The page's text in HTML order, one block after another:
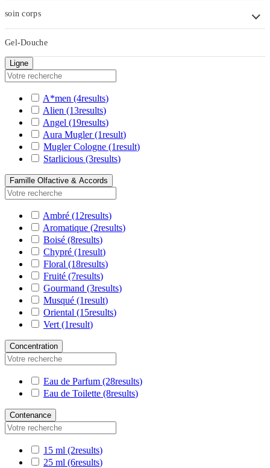
soin corps
Gel-Douche
Ligne
A*men (4results)
Alien (13results)
Angel (19results)
Aura Mugler(1result)
Mugler Cologne (1result)
Starlicious (3results)
Famille Olfactive & Accords
Ambré (12results)
Aromatique (2results)
Boisé (8results)
Chypré (1result)
Floral (18results)
Fruité (7results)
Gourmand (3results)
Musqué (1result)
Oriental (15results)
Vert (1result)
Concentration
Eau de Parfum (28results)
Eau de Toilette (8results)
Contenance
15 ml (2results)
25 ml (6results)